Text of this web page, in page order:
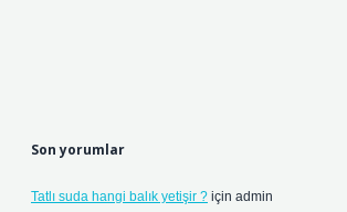
Son yorumlar
Tatlı suda hangi balık yetişir ? için admin